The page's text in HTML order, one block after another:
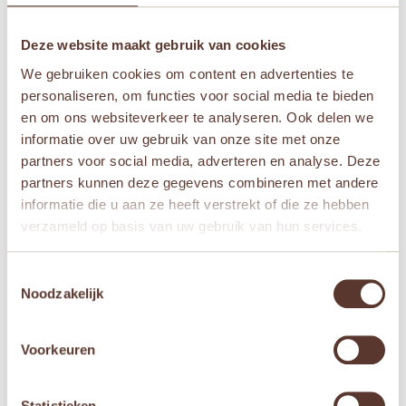
Deze website maakt gebruik van cookies
We gebruiken cookies om content en advertenties te
personaliseren, om functies voor social media te bieden
en om ons websiteverkeer te analyseren. Ook delen we
informatie over uw gebruik van onze site met onze
partners voor social media, adverteren en analyse. Deze
partners kunnen deze gegevens combineren met andere
informatie die u aan ze heeft verstrekt of die ze hebben
verzameld op basis van uw gebruik van hun services.
Noodzakelijk
Voorkeuren
Naam*
Mijn naam, e-mail en site opslaan in deze
browser voor de volgende keer wanneer ik een
reactie plaats.
Aanbieding!